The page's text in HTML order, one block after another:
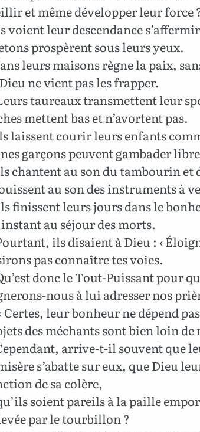
et même développer leur force
voient leur descendance
prospèrent sous leurs yeux.
leurs maisons règne la paix,
ne vient pas les frapper.
taureaux transmettent leur
mettent bas et n’avortent pas.
laissent courir leurs enfants
garçons peuvent gambader
chantent au son du tambourin et
au son des instruments à
finissent leurs jours dans le
au séjour des morts.
ils disaient à Dieu : ‹
pas connaître tes voies.
donc le Tout-Puissant pour
nous à lui adresser nos
Certes, leur bonheur ne dépend
des méchants sont bien loin de
arrive-t-il souvent que
s’abatte sur eux, que Dieu
de sa colère,
soient pareils à la paille
par le tourbillon ?